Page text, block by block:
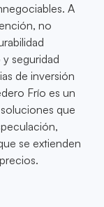
A
no
seguridad
de inversión
Frío es un
que
se extienden